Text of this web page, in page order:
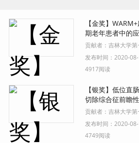
【金奖】
期老年患者中的
贡献者： 吉林大学
发布时间： 2020-
4917阅读
【银奖】低位直
切除综合征前瞻
贡献者： 吉林大学
发布时间： 2020-
4749阅读